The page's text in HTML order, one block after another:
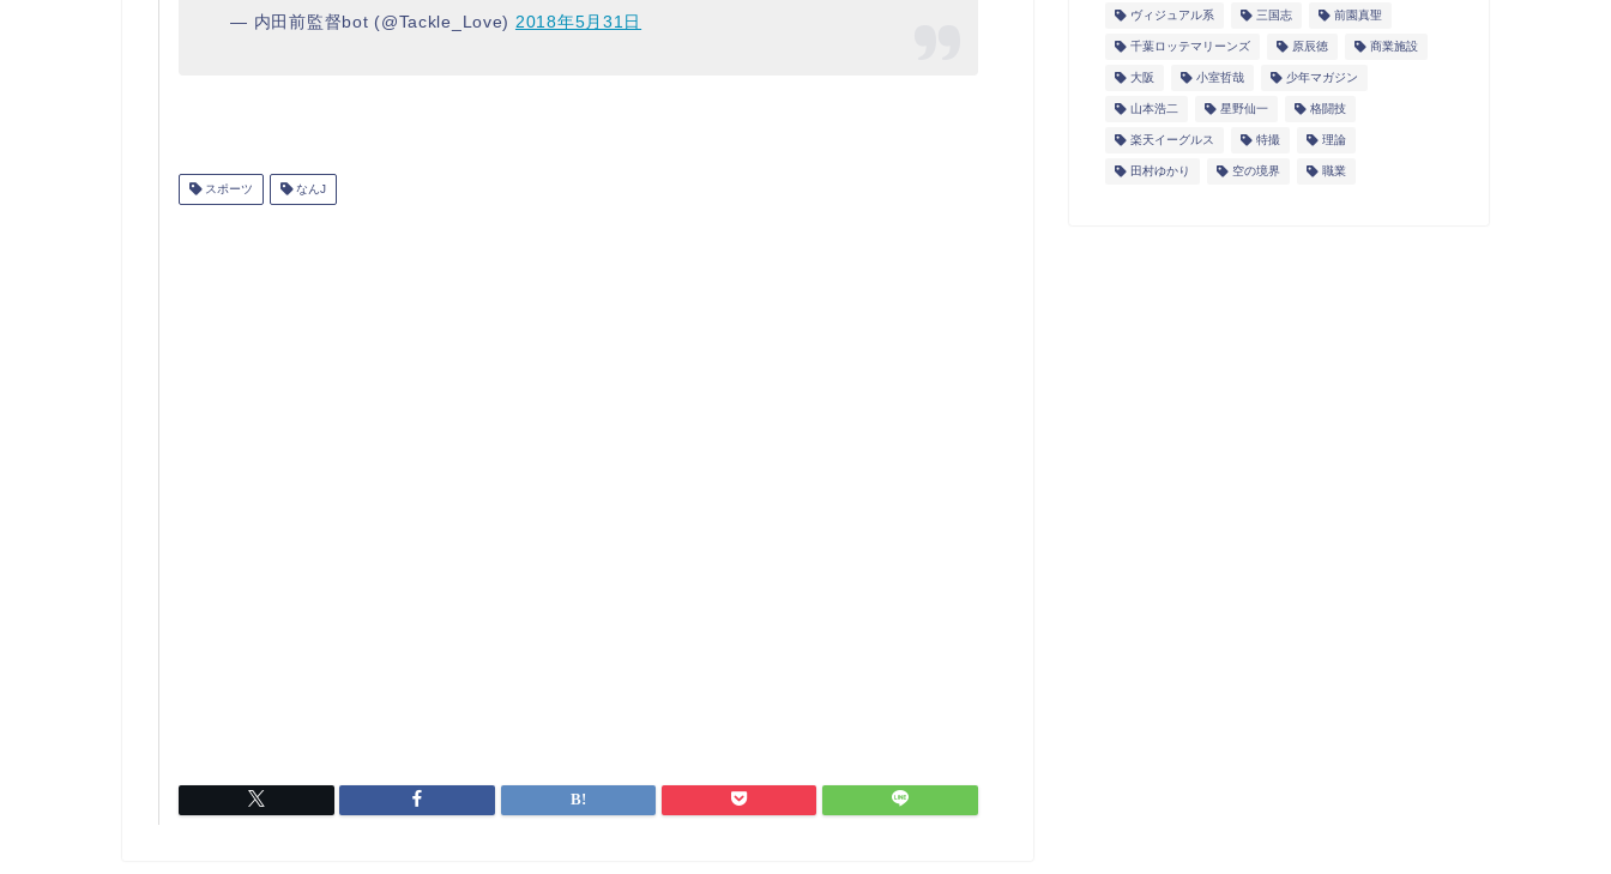
— 内田前監督bot (@Tackle_Love) 2018年5月31日
スポーツ なんJ
ヴィジュアル系 三国志 前園真聖
千葉ロッテマリーンズ 原辰徳 商業施設
大阪 小室哲哉 少年マガジン
山本浩二 星野仙一 格闘技
楽天イーグルス 特撮 理論
田村ゆかり 空の境界 職業